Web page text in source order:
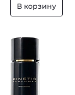
В корзину